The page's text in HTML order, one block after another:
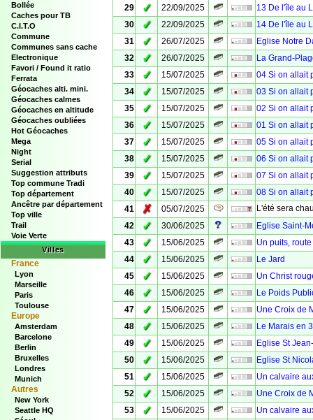
Bollée
Caches pour TB
C.I.T.O
Commune
Communes sans cache
Electronique
Favori / Found it ratio
Ferrata
Géocaches alti. mini.
Géocaches calmes
Géocaches en altitude
Géocaches oubliées
Hot Géocaches
Mega
Night
Serial
Suggestion attributs
Top commune Tradi
Top département
Ancêtre par département
Top ville
Trail
Voie Verte
Villes
France
Lyon
Marseille
Paris
Toulouse
Europe
Amsterdam
Barcelone
Berlin
Bruxelles
Londres
Munich
Autres
New York
Seattle HQ
29
✓ 22/09/2025
13 De l'île au
30
✓ 22/09/2025
14 De l'île au
31
✓ 26/07/2025
Eglise Notre
32
✓ 26/07/2025
La Grand-
33
✓ 15/07/2025
04 Si on allait
34
✓ 15/07/2025
03 Si on allait
35
✓ 15/07/2025
02 Si on allait
36
✓ 15/07/2025
01 Si on allait
37
✓ 15/07/2025
05 Si on allait
38
✓ 15/07/2025
06 Si on allait
39
✓ 15/07/2025
07 Si on allait
40
✓ 15/07/2025
08 Si on allait
41
✗ 05/07/2025
L'été sera
42
✓ 30/06/2025
Eglise Saint-
43
✓ 15/06/2025
Un puits,
44
✓ 15/06/2025
Le Jard
45
✓ 15/06/2025
Un Christ
46
✓ 15/06/2025
Le Poids
47
✓ 15/06/2025
Une Croix de
48
✓ 15/06/2025
Le Marais en
49
✓ 15/06/2025
Eglise St
50
✓ 15/06/2025
Eglise St
51
✓ 15/06/2025
Un calvaire
52
✓ 15/06/2025
Une Croix de
53
✓ 15/06/2025
Un calvaire